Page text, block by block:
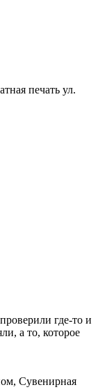
печать ул.
где-то и
а то, которое
Сувенирная